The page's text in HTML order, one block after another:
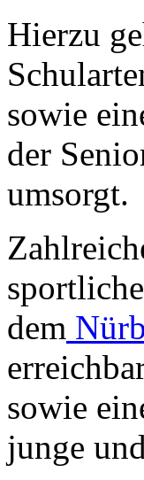
Hierzu
sowie
der
umsorgt.
dem
sowie
junge